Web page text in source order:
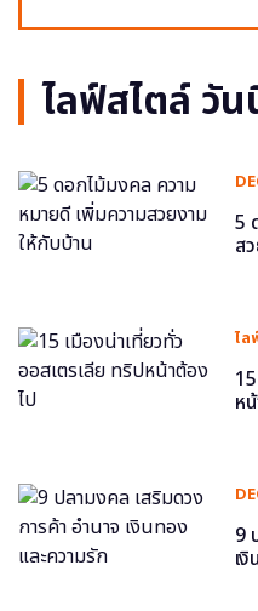
ไลฟ์สไตล์ วัน
5
ส
ไล
ห
9
เ